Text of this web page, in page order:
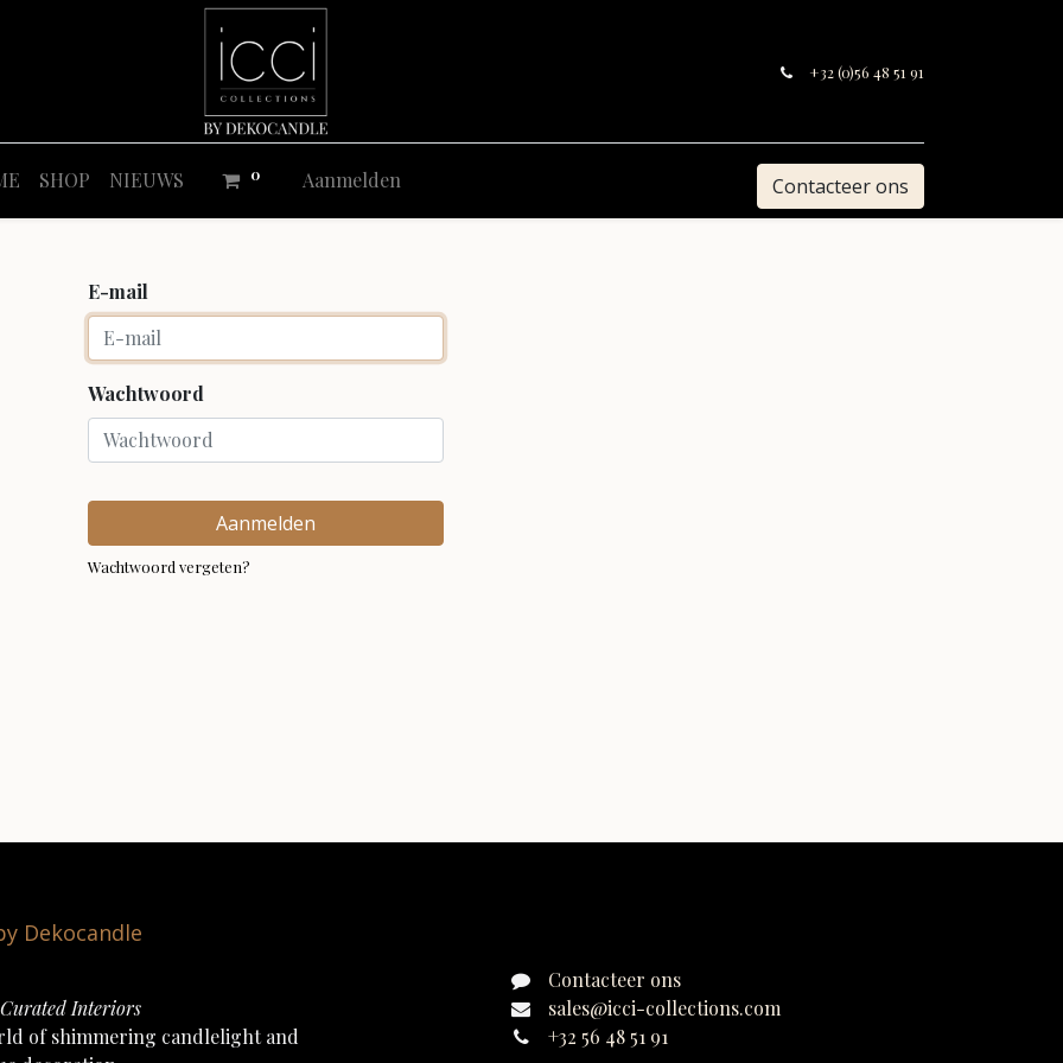
+32 (0)56 48 51 91
SHOP NIEUWS 0 Aanmelden Contacteer ons
E-mail
Wachtwoord
Aanmelden
Wachtwoord vergeten?
Dekocandle
Interiors
of shimmering candlelight and
Contacteer ons
sales@icci-collections.com
+32 56 48 51 91